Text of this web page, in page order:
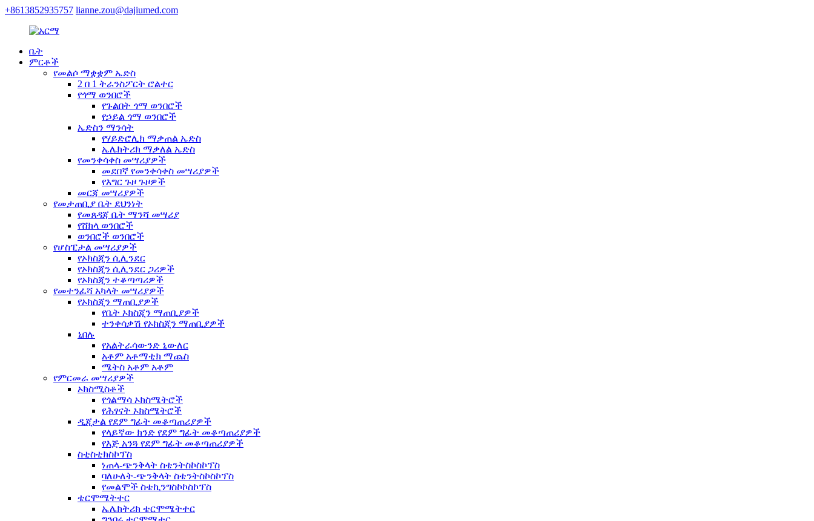
+8613852935757 lianne.zou@dajiumed.com
ቤት
ምርቶች
የመልሶ ማቋቋም ኤድስ
2 በ 1 ትራንስፖርት ሮልተር
የጎማ ወንበሮች
የጉልበት ጎማ ወንበሮች
የኃይል ጎማ ወንበሮች
ኤድስን ማንሳት
የሃይድሮሊክ ማቃጠል ኤድስ
ኤሌክትሪክ ማቃለል ኤድስ
የመንቀሳቀስ መሣሪያዎች
መደበኛ የመንቀሳቀስ መሣሪያዎች
የእግር ጉዞ ጉዞዎች
መርጃ መሣሪያዎች
የመታጠቢያ ቤት ደህንነት
የመጸዳጃ ቤት ማንሻ መሣሪያ
የሸክላ ወንበሮች
ወንበሮች ወንበሮች
የሆስፒታል መሣሪያዎች
የኦክስጂን ሲሊንደር
የኦክስጂን ሲሊንደር ጋሪዎች
የኦክስጂን ተቆጣጣሪዎች
የመተንፈሻ አካላት መሣሪያዎች
የኦክስጂን ማጠቢያዎች
የቤት ኦክስጂን ማጠቢያዎች
ተንቀሳቃሽ የኦክስጂን ማጠቢያዎች
ኒበሉ
የአልትራሳውንድ ኒውለር
አቶም አቶማቲክ ማጨስ
ሜትስ አቶም አቶም
የምርመራ መሣሪያዎች
ኦክስሚስቶች
የጎልማሳ ኦክስሜትሮች
የሕፃናት ኦክስሜትሮች
ዲጂታል የደም ግፊት መቆጣጠሪያዎች
የላይኛው ክንድ የደም ግፊት መቆጣጠሪያዎች
የእጅ አንጓ የደም ግፊት መቆጣጠሪያዎች
ስቲስቲክስኮፕስ
ነጠላ-ጭንቅላት ስቴንትስኮስኮፕስ
ባለሁለት-ጭንቅላት ስቴንትስኮስኮፕስ
የመልሞች ስቴኪንግስኮኮስኮፕስ
ቴርሞሜትተር
ኤሌክትሪክ ቴርሞሜትተር